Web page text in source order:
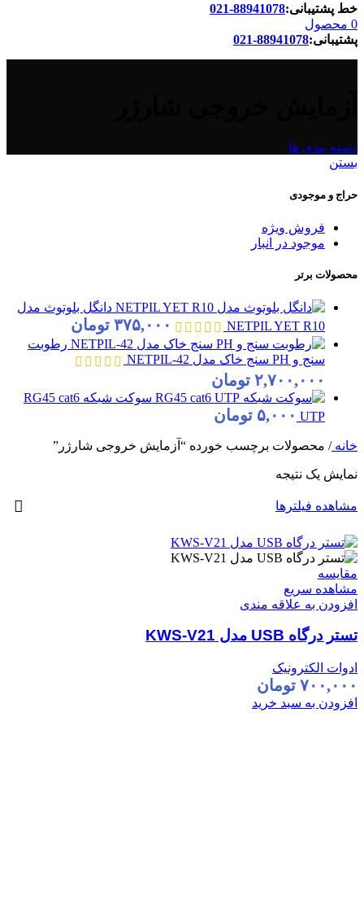
خط پشتیبانی:88941078-021
0 محصول
پشتیبانی:88941078-021
دسته بندی ها
بستن
حراج و موجودی
فروش ویژه
موجود در انبار
محصولات برتر
دانگل بلوتوث مدل
NETPIL YET R10
۳۷۵,۰۰۰ تومان
رطوبت
سنج و PH سنج خاک مدل NETPIL-42
۲,۷۰۰,۰۰۰ تومان
سوکت شبکه RG45 cat6
UTP ۵,۰۰۰ تومان
خانه/ محصولات برچسب خورده “آزمایش خروجی شارژر”
نمایش یک نتیجه
مشاهده فیلترها
مقایسه
مشاهده سریع
افزودن به علاقه مندی
تستر درگاه USB مدل KWS-V21
ادوات الکترونیک
۷۰۰,۰۰۰ تومان
افزودن به سبد خرید